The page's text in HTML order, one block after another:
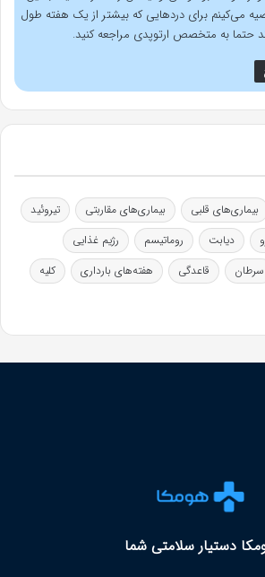
می‌کینم برای دردهایی که بیشتر از یک هفته طول
حتما به متخصص ارتوپدی مراجعه کنید.
بیماری‌های قلبی بیماری‌های مقاربتی
تیروئید
دیابت روماتیسم
رژیم غذایی
سرطان قاعدگی هفته‌های بارداری
کلیه
دستیار سلامتی شما